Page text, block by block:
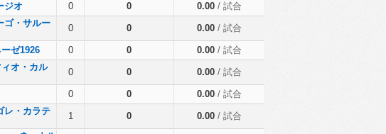
ジオ 0 0 0.00/ 試合
ゴ・サルー
0 0 0.00/ 試合
ゼ1926 0 0 0.00/ 試合
オ・カル
0 0 0.00/ 試合
0 0 0.00/ 試合
レ・カラテ
1 0 0.00/ 試合